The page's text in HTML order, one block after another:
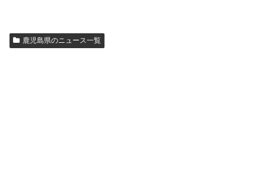
鹿児島県のニュース一覧